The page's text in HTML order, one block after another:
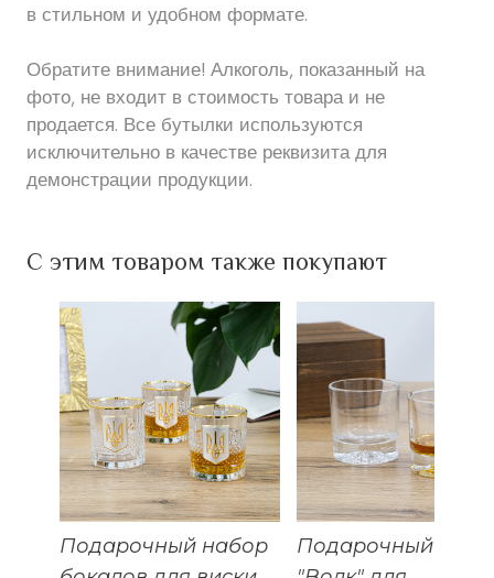
в стильном и удобном формате.
Обратите внимание! Алкоголь, показанный на
фото, не входит в стоимость товара и не
продается. Все бутылки используются
исключительно в качестве реквизита для
демонстрации продукции.
С этим товаром также покупают
Подарочный набор
Подарочный